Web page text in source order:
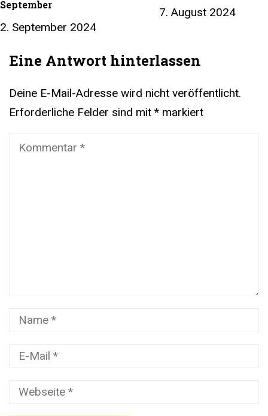
September
2. September 2024
7. August 2024
Eine Antwort hinterlassen
Deine E-Mail-Adresse wird nicht veröffentlicht.
Erforderliche Felder sind mit * markiert